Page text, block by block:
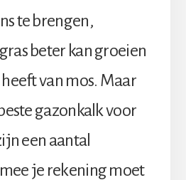
te brengen,
beter kan groeien
van mos. Maar
gazonkalk voor
een aantal
je rekening moet